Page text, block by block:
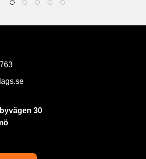
30